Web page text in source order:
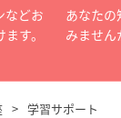
などお
す。
あなたの
みません
学習サポート